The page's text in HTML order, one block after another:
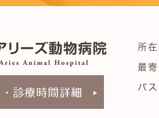
所在
最寄
バス